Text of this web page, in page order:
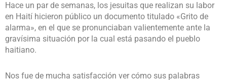
Hace un par de semanas, los jesuitas que realizan su labor
en Haití hicieron público un documento titulado «Grito de
alarma», en el que se pronunciaban valientemente ante la
gravísima situación por la cual está pasando el pueblo
haitiano.
Nos fue de mucha satisfacción ver cómo sus palabras